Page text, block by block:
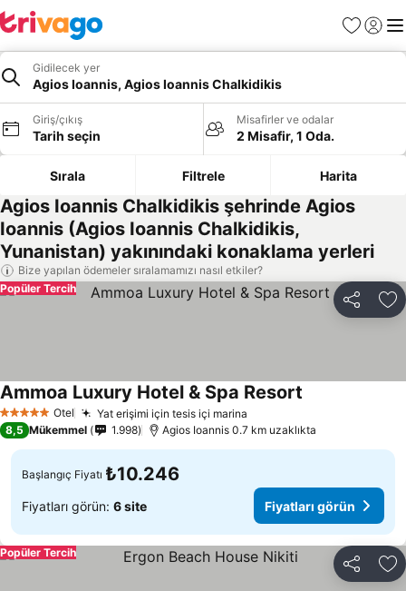
Favoriler
Giriş
Gidilecek yer
Agios Ioannis, Agios Ioannis Chalkidikis
Giriş/çıkış
Tarih seçin
Misafirler ve odalar
2 Misafir, 1 Oda.
Sırala Filtrele Harita
Agios Ioannis Chalkidikis şehrinde Agios
Ioannis (Agios Ioannis Chalkidikis,
Yunanistan) yakınındaki konaklama yerleri
Bize yapılan ödemeler sıralamamızı nasıl etkiler?
Paylaş
Popüler Tercih
5 Yıldız Otel Yat erişimi için tesis içi marina
Ammoa Luxury Hotel & Spa Resort
8,5 Mükemmel 1.998 Agios Ioannis 0.7 km uzaklıkta
Başlangıç Fiyatı ₺10.246
Fiyatları görün: 6 site Fiyatları görün
Paylaş
Popüler Tercih